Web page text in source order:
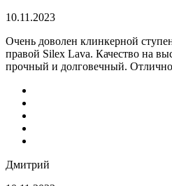
10.11.2023
Очень доволен клинкерной
правой Silex Lava. Качество на
прочный и долговечный.
Дмитрий